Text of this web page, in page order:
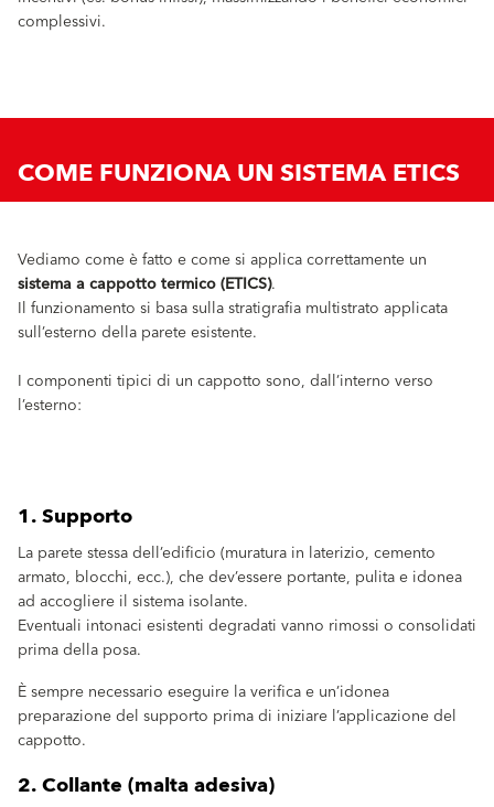
complessivi.
COME FUNZIONA UN SISTEMA ETICS
Vediamo come è fatto e come si applica correttamente un
sistema a cappotto termico (ETICS).
Il funzionamento si basa sulla stratigrafia multistrato applicata
sull’esterno della parete esistente.
I componenti tipici di un cappotto sono, dall’interno verso
l’esterno:
1. Supporto
La parete stessa dell’edificio (muratura in laterizio, cemento
armato, blocchi, ecc.), che dev’essere portante, pulita e idonea
ad accogliere il sistema isolante.
Eventuali intonaci esistenti degradati vanno rimossi o consolidati
prima della posa.
È sempre necessario eseguire la verifica e un’idonea
preparazione del supporto prima di iniziare l’applicazione del
cappotto.
2. Collante (malta adesiva)